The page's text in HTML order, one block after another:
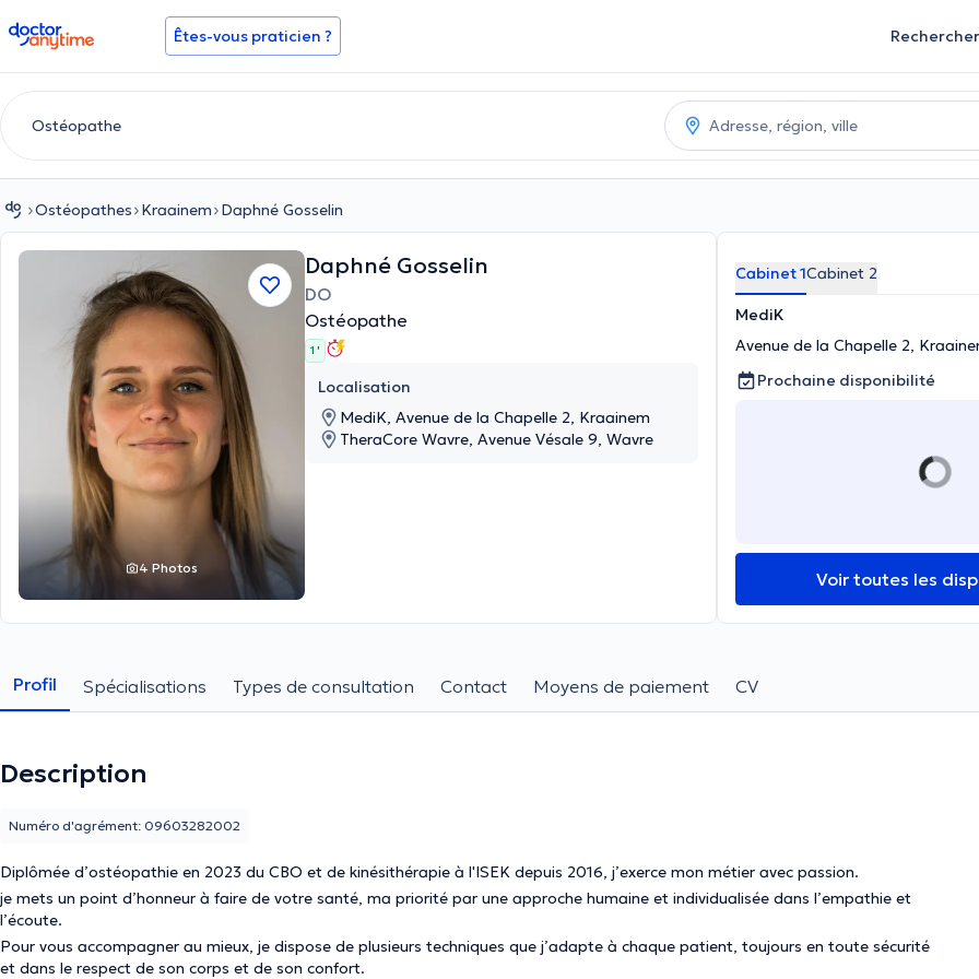
doctoranytime Êtes-vous praticien ? Rechercher
Ostéopathes Kraainem Daphné Gosselin
4 Photos
Daphné Gosselin
DO
Ostéopathe
1 '
Localisation
MediK, Avenue de la Chapelle 2, Kraainem
TheraCore Wavre, Avenue Vésale 9, Wavre
Cabinet 1Cabinet 2
MediK
Avenue de la Chapelle 2,
Prochaine disponibilité
Voir toutes les
Profil Spécialisations Types de consultation Contact Moyens de paiement CV
Description
Diplômée d’ostéopathie en 2023 du CBO et de kinésithérapie à l'ISEK depuis 2016, j’exerce mon métier avec passion.
je mets un point d’honneur à faire de votre santé, ma priorité par une approche humaine et individualisée dans l’empathie et
l’écoute.
Pour vous accompagner au mieux, je dispose de plusieurs techniques que j’adapte à chaque patient, toujours en toute sécurité
et dans le respect de son corps et de son confort.
Numéro d'agrément: 09603282002